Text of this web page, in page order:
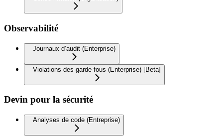
Observabilité
Journaux d’audit (Enterprise)
Violations des garde-fous (Enterprise) [Beta]
Devin pour la sécurité
Analyses de code (Entreprise)